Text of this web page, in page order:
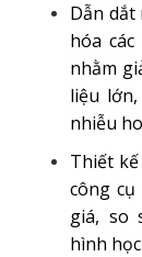
Dẫn
hóa
nhằm
liệu
nhiễu
Thiết
công
giá, so
hình